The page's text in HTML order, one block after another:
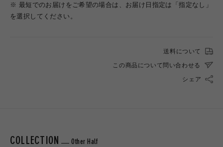
※ 最短でのお届けをご希望の場合は、お届け日指定は「指定なし」
を選択してください。
送料について
この商品について問い合わせる
シェア
COLLECTION Other Half